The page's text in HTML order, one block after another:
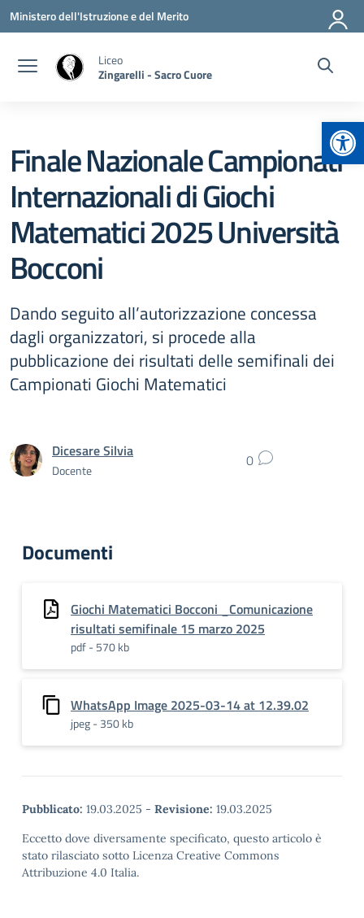
Vai ai contenuti
Vai al menu di navigazione
Vai al footer
Ministero dell'Istruzione e del Merito
Liceo
Zingarelli - Sacro Cuore
Finale Nazionale Campionati
Internazionali di Giochi
Matematici 2025 Università
Bocconi
Dando seguito all’autorizzazione concessa
dagli organizzatori, si procede alla
pubblicazione dei risultati delle semifinali dei
Campionati Giochi Matematici
Dicesare Silvia
Docente 0
Documenti
Giochi Matematici Bocconi _Comunicazione
risultati semifinale 15 marzo 2025
pdf - 570 kb
WhatsApp Image 2025-03-14 at 12.39.02
jpeg - 350 kb
Pubblicato: 19.03.2025 - Revisione: 19.03.2025
Eccetto dove diversamente specificato, questo articolo è
stato rilasciato sotto Licenza Creative Commons
Attribuzione 4.0 Italia.